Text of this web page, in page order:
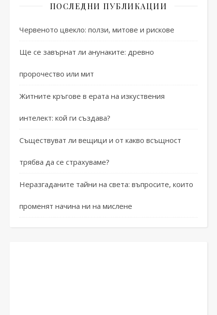
ПОСЛЕДНИ ПУБЛИКАЦИИ
Червеното цвекло: ползи, митове и рискове
Ще се завърнат ли анунаките: древно
пророчество или мит
Житните кръгове в ерата на изкуствения
интелект: кой ги създава?
Съществуват ли вещици и от какво всъщност
трябва да се страхуваме?
Неразгаданите тайни на света: въпросите, които
променят начина ни на мислене